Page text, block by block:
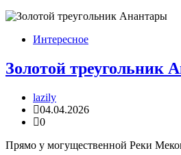
Интересное
Золотой треугольник
lazily
04.04.2026
0
Прямо у могущественной Реки